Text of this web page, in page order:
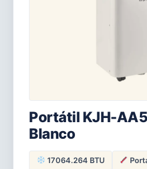
Portátil KJH-
Blanco
17064.264 BTU